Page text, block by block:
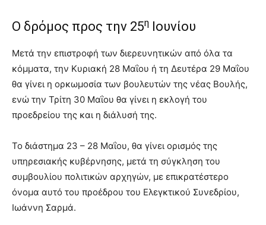
Ο δρόμος προς την 25η Ιουνίου
Μετά την επιστροφή των διερευνητικών από όλα τα
κόμματα, την Κυριακή 28 Μαΐου ή τη Δευτέρα 29 Μαΐου
θα γίνει η ορκωμοσία των βουλευτών της νέας Βουλής,
ενώ την Τρίτη 30 Μαΐου θα γίνει η εκλογή του
προεδρείου της και η διάλυσή της.
Το διάστημα 23 – 28 Μαΐου, θα γίνει ορισμός της
υπηρεσιακής κυβέρνησης, μετά τη σύγκληση του
συμβουλίου πολιτικών αρχηγών, με επικρατέστερο
όνομα αυτό του προέδρου του Ελεγκτικού Συνεδρίου,
Ιωάννη Σαρμά.